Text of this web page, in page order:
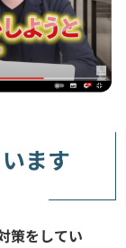
ます
策をしてい